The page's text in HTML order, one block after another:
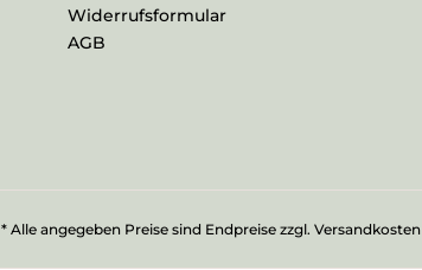
Widerrufsformular
AGB
* Alle angegeben Preise sind Endpreise zzgl. Versandkosten